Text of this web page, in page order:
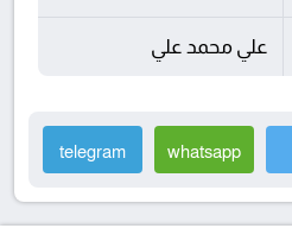
علي محمد علي
whatsapp
telegram